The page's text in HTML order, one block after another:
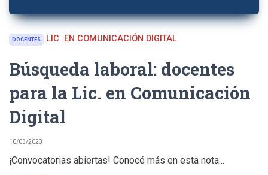
DOCENTES LIC. EN COMUNICACIÓN DIGITAL
Búsqueda laboral: docentes
para la Lic. en Comunicación
Digital
10/03/2023
¡Convocatorias abiertas! Conocé más en esta nota...